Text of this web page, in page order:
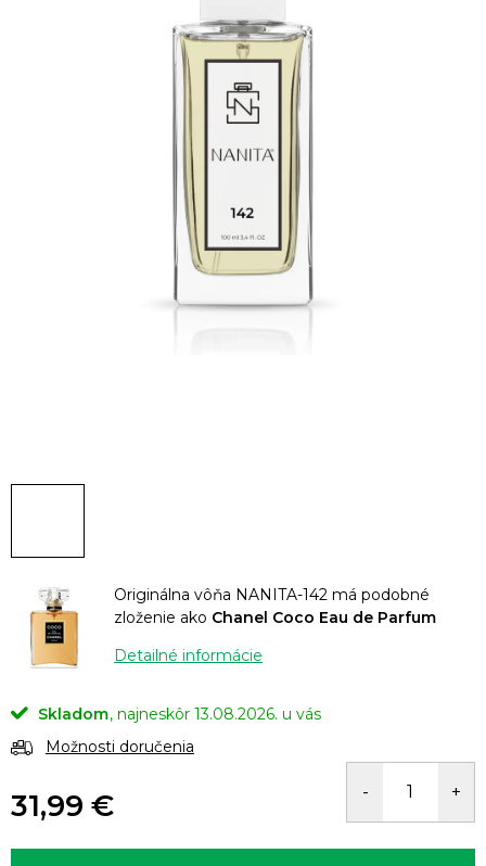
Originálna vôňa NANITA-142 má podobné
zloženie ako Chanel Coco Eau de Parfum
Detailné informácie
Skladom
13.08.2026.
Možnosti doručenia
31,99 €
cena: